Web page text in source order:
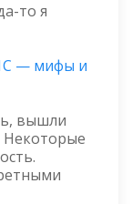
то я
— мифы и
вышли
Некоторые